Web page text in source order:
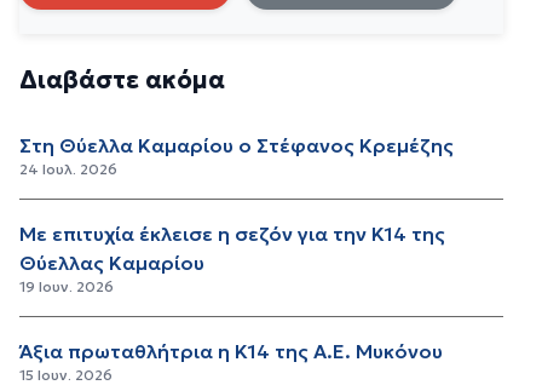
Διαβάστε ακόμα
Στη Θύελλα Καμαρίου ο Στέφανος Κρεμέζης
24 Ιουλ. 2026
Με επιτυχία έκλεισε η σεζόν για την Κ14 της
Θύελλας Καμαρίου
19 Ιουν. 2026
Άξια πρωταθλήτρια η Κ14 της Α.Ε. Μυκόνου
15 Ιουν. 2026